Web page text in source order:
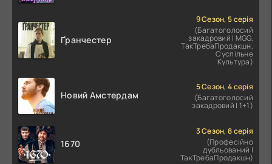
Ґранчестер
9 Сезон, 5 серія
(Багатоголосий
закадровий | MGG,
ТакТребаПродакшн,
Суспільне
Культура)
Новий Амстердам
5 Сезон, 4 серія
(Багатоголосий
закадровий | 1+1)
1670
3 Сезон, 8 серія
(Професійно
дубльований |
ТакТребаПродакшн)